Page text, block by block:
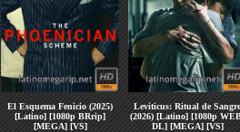
El Esquema Fenicio (2025)
[Latino] [1080p BRrip]
[MEGA] [VS]
Leviticus: Ritual de Sangre
(2026) [Latino] [1080p
DL] [MEGA] [VS]